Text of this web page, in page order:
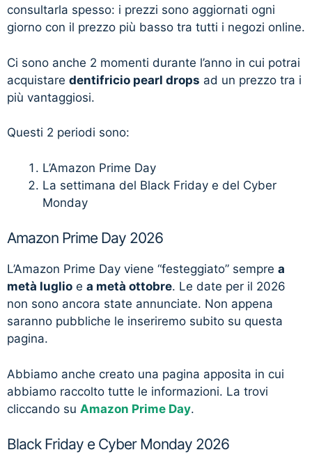
consultarla spesso: i prezzi sono aggiornati ogni
giorno con il prezzo più basso tra tutti i negozi online.
Ci sono anche 2 momenti durante l’anno in cui potrai
acquistare dentifricio pearl drops ad un prezzo tra i
più vantaggiosi.
Questi 2 periodi sono:
L’Amazon Prime Day
La settimana del Black Friday e del Cyber
Monday
Amazon Prime Day 2026
L’Amazon Prime Day viene “festeggiato” sempre a
metà luglio e a metà ottobre. Le date per il 2026
non sono ancora state annunciate. Non appena
saranno pubbliche le inseriremo subito su questa
pagina.
Abbiamo anche creato una pagina apposita in cui
abbiamo raccolto tutte le informazioni. La trovi
cliccando su Amazon Prime Day.
Black Friday e Cyber Monday 2026